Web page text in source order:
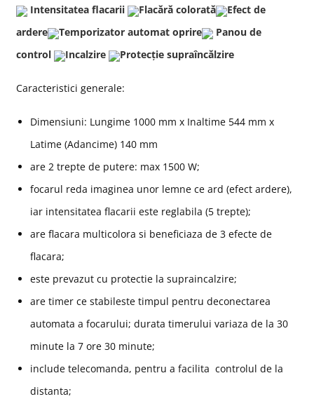
Intensitatea flacarii Flacără colorată
Efect de
ardere
Temporizator automat oprire
Panou de
control
Incalzire Protecție supraîncălzire
Caracteristici generale:
Dimensiuni: Lungime 1000 mm x Inaltime 544 mm x
Latime (Adancime) 140 mm
are 2 trepte de putere: max 1500 W;
focarul reda imaginea unor lemne ce ard (efect ardere),
iar intensitatea flacarii este reglabila (5 trepte);
are flacara multicolora si beneficiaza de 3 efecte de
flacara;
este prevazut cu protectie la supraincalzire;
are timer ce stabileste timpul pentru deconectarea
automata a focarului; durata timerului variaza de la 30
minute la 7 ore 30 minute;
include telecomanda, pentru a facilita controlul de la
distanta;